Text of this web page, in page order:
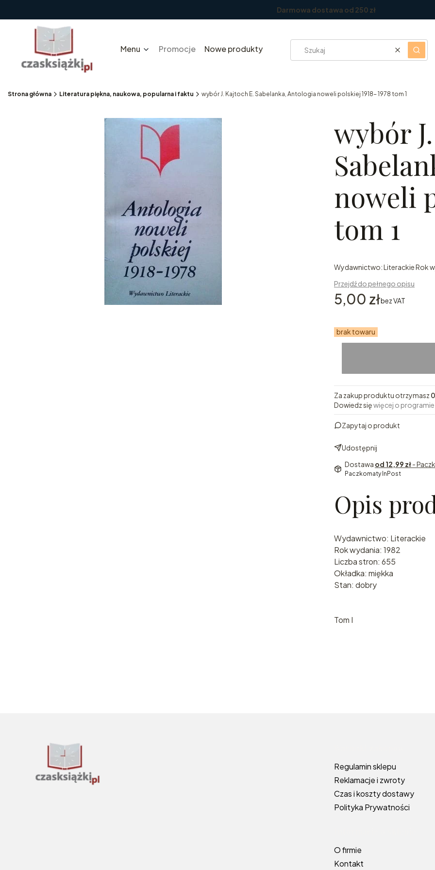
Darmowa dostawa od 250 zł
Menu Promocje Nowe produkty
WyczyśćSzukaj
Strona główna Literatura piękna, naukowa, popularna i faktu wybór J. Kajtoch E. Sabelanka, Antologia noweli polskiej 1918- 1978 tom 1
wybór
noweli
tom 1
Wydawnictwo: Literackie Rok
Przejdź do pełnego opisu
Cena
5,00 złbez VAT
brak towaru
Za zakup produktu otrzymasz
Dowiedz sięwięcej o
Zapytaj o produkt
Udostępnij
Dostawa od 12,99 zł-
Paczkomaty InPost
Opis
Wydawnictwo: Literackie
Rok wydania: 1982
Liczba stron: 655
Okładka: miękka
Stan: dobry
Tom I
Linki w
Regulamin sklepu
Reklamacje i zwroty
Czas i koszty dostawy
Polityka Prywatności
O firmie
Kontakt